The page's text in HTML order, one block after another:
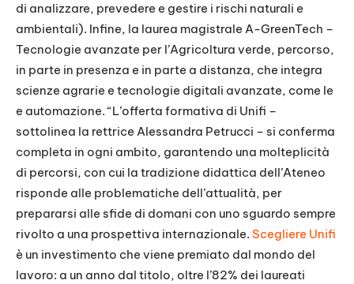
di analizzare, prevedere e gestire i rischi naturali e
ambientali). Infine, la laurea magistrale A-GreenTech –
Tecnologie avanzate per l’Agricoltura verde, percorso,
in parte in presenza e in parte a distanza, che integra
scienze agrarie e tecnologie digitali avanzate, come Ie
e automazione. “L’offerta formativa di Unifi –
sottolinea la rettrice Alessandra Petrucci – si conferma
completa in ogni ambito, garantendo una molteplicità
di percorsi, con cui la tradizione didattica dell’Ateneo
risponde alle problematiche dell’attualità, per
prepararsi alle sfide di domani con uno sguardo sempre
rivolto a una prospettiva internazionale. Scegliere Unifi
è un investimento che viene premiato dal mondo del
lavoro: a un anno dal titolo, oltre l’82% dei laureati